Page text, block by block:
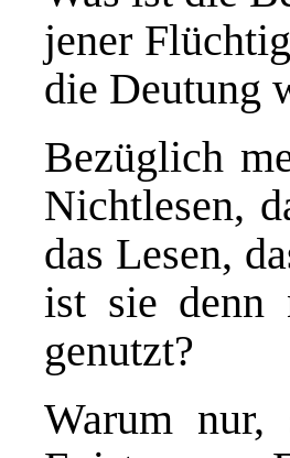
jener
die Deutung
Bezüglich
Nichtlesen,
das Lesen,
ist sie denn
genutzt?
Warum nur,